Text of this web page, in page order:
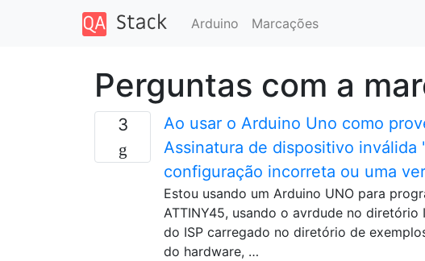
Arduino Marcações
Perguntas com a
3
Ao usar o Arduino Uno como
Assinatura de dispositivo
configuração incorreta ou uma
Estou usando um Arduino UNO para
ATTINY45, usando o avrdude no
do ISP carregado no diretório de
do hardware, …